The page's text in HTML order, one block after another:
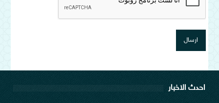
احدث الاخبار